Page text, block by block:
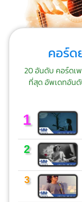
คอร์ด
20 อันดับ คอร์ดเ
ที่สุด อัพเดทอัน
1
2
3